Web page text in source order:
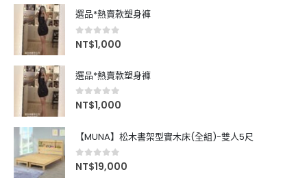
選品*熱賣款塑身褲
0out of 5
NT$1,000
選品*熱賣款塑身褲
0out of 5
NT$1,000
【MUNA】松木書架型實木床(全組)-雙人5尺
0out of 5
NT$19,000